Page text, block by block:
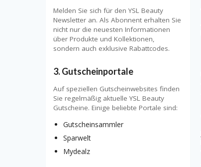
Melden Sie sich für den YSL Beauty
Newsletter an. Als Abonnent erhalten Sie
nicht nur die neuesten Informationen
über Produkte und Kollektionen,
sondern auch exklusive Rabattcodes.
3. Gutscheinportale
Auf speziellen Gutscheinwebsites finden
Sie regelmäßig aktuelle YSL Beauty
Gutscheine. Einige beliebte Portale sind:
Gutscheinsammler
Sparwelt
Mydealz